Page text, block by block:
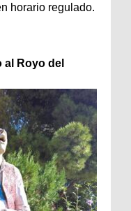
horario regulado.
al Royo del